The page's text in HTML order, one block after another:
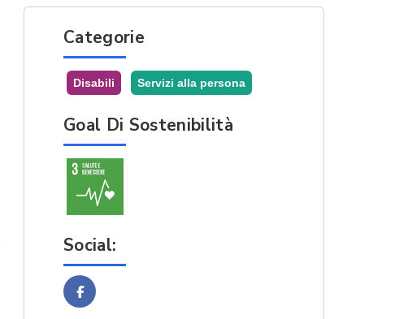
Categorie
Disabili Servizi alla persona
Goal Di Sostenibilità
Social:
Facebook